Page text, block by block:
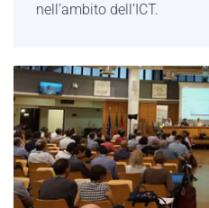
nell’ambito dell’ICT.